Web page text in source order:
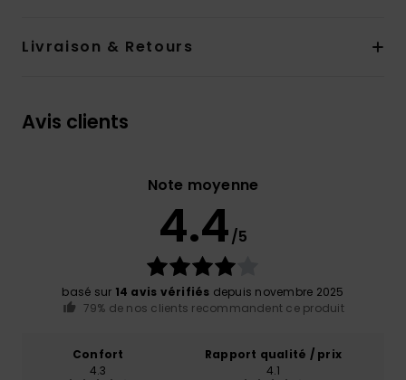
Livraison & Retours
Avis clients
Note moyenne
4.4/5
basé sur 14 avis vérifiés depuis novembre 2025
79% de nos clients recommandent ce produit
Confort
4.3
Rapport qualité / prix
4.1